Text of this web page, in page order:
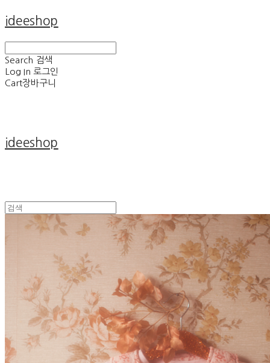
ideeshop
Search 검색
Log In 로그인
Cart장바구니
ideeshop